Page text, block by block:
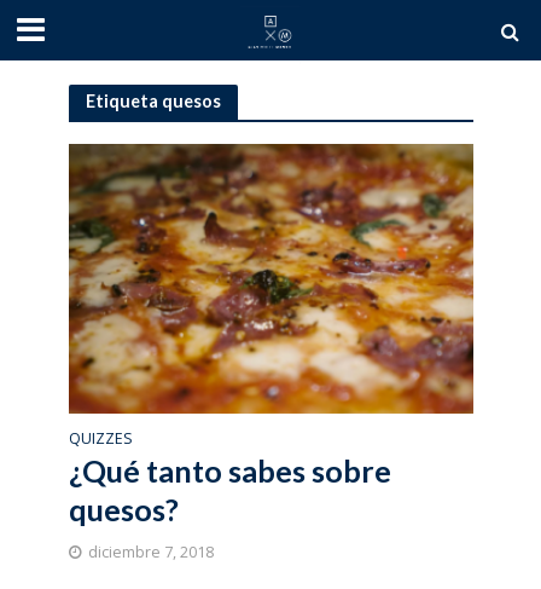
Etiqueta quesos
QUIZZES
¿Qué tanto sabes sobre
quesos?
diciembre 7, 2018